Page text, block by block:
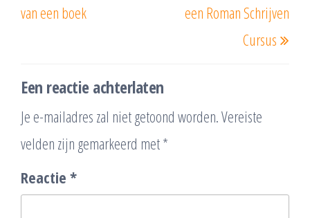
van een boek
een Roman Schrijven
Cursus
Een reactie achterlaten
Je e-mailadres zal niet getoond worden.Vereiste
velden zijn gemarkeerd met*
Reactie *